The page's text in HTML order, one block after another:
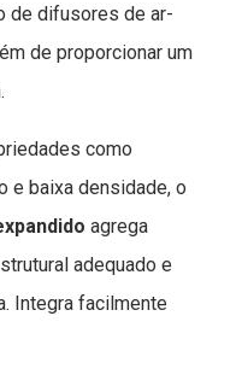
de difusores de ar-
de proporcionar um
como
e baixa densidade, o
agrega
adequado e
Integra facilmente